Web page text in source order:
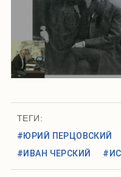
ТЕГИ:
#ЮРИЙ ПЕРЦОВСКИЙ
#ИВАН ЧЕРСКИЙ